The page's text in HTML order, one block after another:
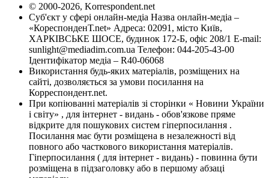
© 2000-2026, Korrespondent.net
Суб'єкт у сфері онлайн-медіа Назва онлайн-медіа –
«КореспонденТ.net» Адреса: 02091, місто Київ,
ХАРКІВСЬКЕ ШОСЕ, будинок 172-Б, офіс 208/1 E-mail:
sunlight@mediadim.com.ua Телефон: 044-205-43-00
Ідентифікатор медіа – R40-06068
Використання будь-яких матеріалів, розміщених на
сайті, дозволяється за умови посилання на
Корреспондент.net.
При копіюванні матеріалів зі сторінки « Новини України
і світу» , для інтернет - видань - обов'язкове пряме
відкрите для пошукових систем гіперпосилання .
Посилання має бути розміщена в незалежності від
повного або часткового використання матеріалів.
Гіперпосилання ( для інтернет - видань) - повинна бути
розміщена в підзаголовку або в першому абзаці